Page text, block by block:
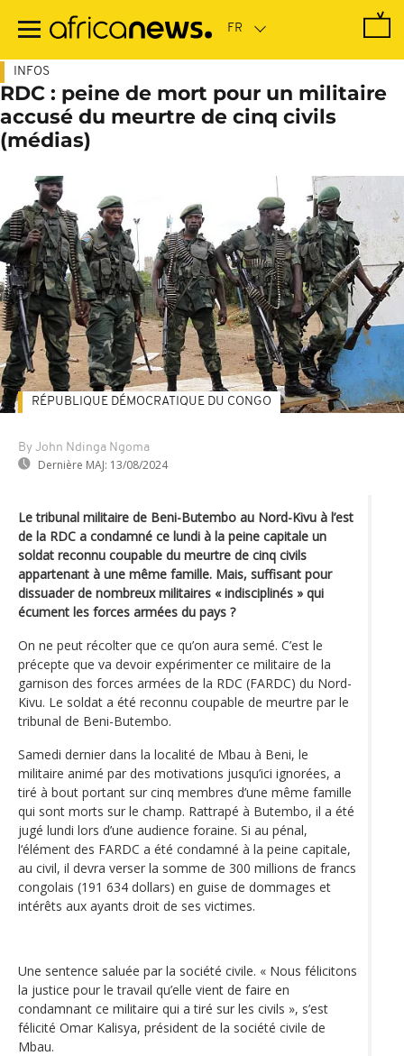
contenu
INFOS
RDC : peine de mort pour un militaire
accusé du meurtre de cinq civils
(médias)
By John Ndinga Ngoma
Dernière MAJ: 13/08/2024
RÉPUBLIQUE DÉMOCRATIQUE DU CONGO
Le tribunal militaire de Beni-Butembo au Nord-Kivu à l’est
de la RDC a condamné ce lundi à la peine capitale un
soldat reconnu coupable du meurtre de cinq civils
appartenant à une même famille. Mais, suffisant pour
dissuader de nombreux militaires « indisciplinés » qui
écument les forces armées du pays ?
On ne peut récolter que ce qu’on aura semé. C’est le
précepte que va devoir expérimenter ce militaire de la
garnison des forces armées de la RDC (FARDC) du Nord-
Kivu. Le soldat a été reconnu coupable de meurtre par le
tribunal de Beni-Butembo.
Samedi dernier dans la localité de Mbau à Beni, le
militaire animé par des motivations jusqu’ici ignorées, a
tiré à bout portant sur cinq membres d’une même famille
qui sont morts sur le champ. Rattrapé à Butembo, il a été
jugé lundi lors d’une audience foraine. Si au pénal,
l‘élément des FARDC a été condamné à la peine capitale,
au civil, il devra verser la somme de 300 millions de francs
congolais (191 634 dollars) en guise de dommages et
intérêts aux ayants droit de ses victimes.
Une sentence saluée par la société civile. « Nous félicitons
la justice pour le travail qu’elle vient de faire en
condamnant ce militaire qui a tiré sur les civils », s’est
félicité Omar Kalisya, président de la société civile de
Mbau.